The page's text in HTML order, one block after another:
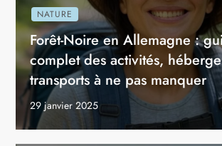
NATURE
Forêt-Noire en Allemagne :
complet des activités,
transports à ne pas manquer
29 janvier 2025